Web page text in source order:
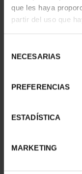
que les haya
partir del uso que
NECESARIAS
PREFERENCIAS
ESTADÍSTICA
MARKETING
CIUDADES
- ÁVILA